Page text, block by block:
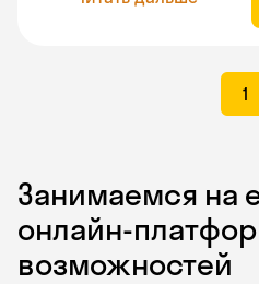
1
Занимаемся на
онлайн-
возможностей